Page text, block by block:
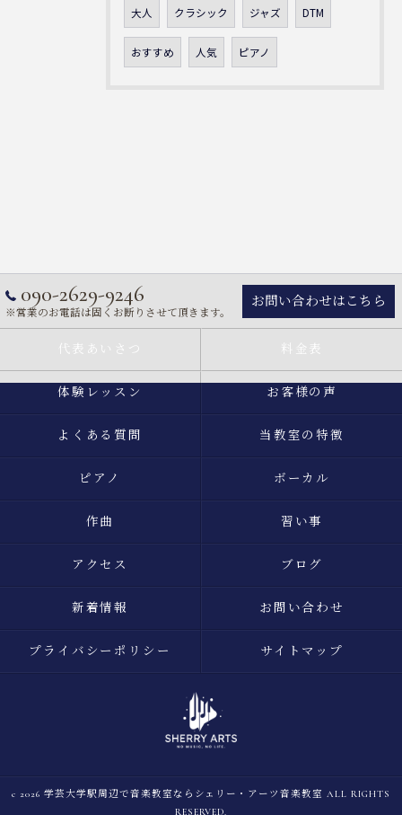
大人 クラシック ジャズ DTM
おすすめ 人気 ピアノ
090-2629-9246
※営業のお電話は固くお断りさせて頂きます。
お問い合わせはこちら
代表あいさつ 料金表
体験レッスン お客様の声
よくある質問 当教室の特徴
ピアノ ボーカル
作曲 習い事
アクセス ブログ
新着情報 お問い合わせ
プライバシーポリシー サイトマップ
c 2026 学芸大学駅周辺で音楽教室ならシェリー・アーツ音楽教室 ALL RIGHTS
RESERVED.